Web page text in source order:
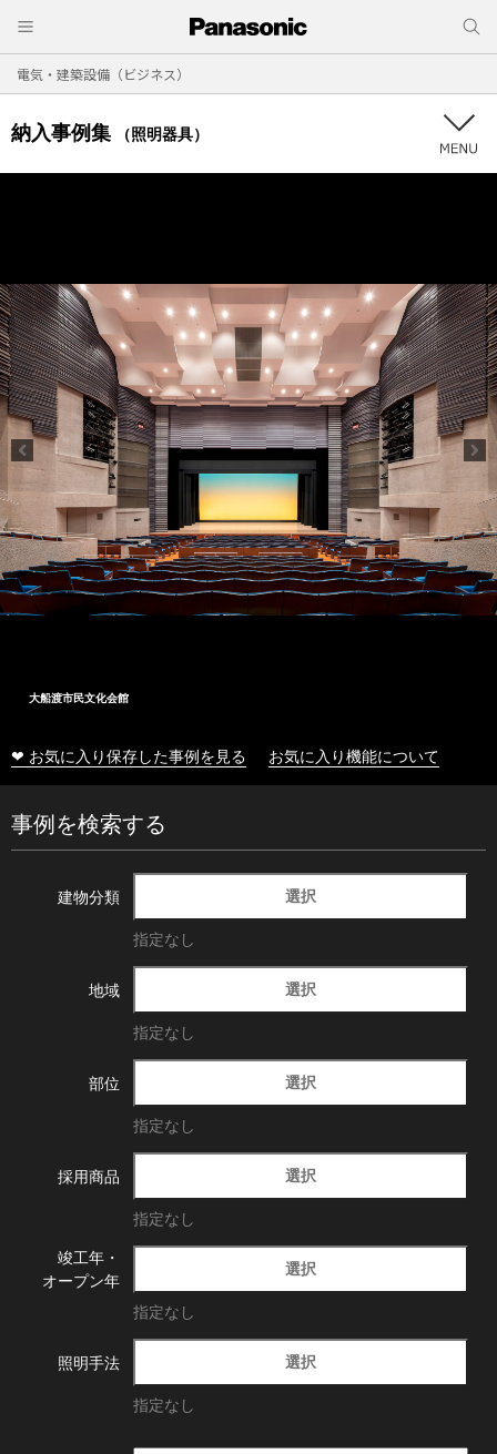
電気・建築設備（ビジネス）
納入事例集 （照明器具）
大船渡市民文化会館
❤ お気に入り保存した事例を見る お気に入り機能について
事例を検索する
建物分類 選択
指定なし
地域 選択
指定なし
部位 選択
指定なし
採用商品 選択
指定なし
竣工年・
オープン年
選択
指定なし
照明手法 選択
指定なし